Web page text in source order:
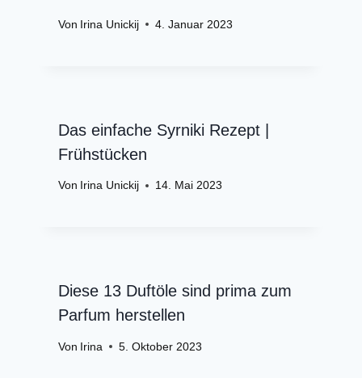
Von Irina Unickij 4. Januar 2023
Das einfache Syrniki Rezept |
Frühstücken
Von Irina Unickij 14. Mai 2023
Diese 13 Duftöle sind prima zum
Parfum herstellen
Von Irina 5. Oktober 2023